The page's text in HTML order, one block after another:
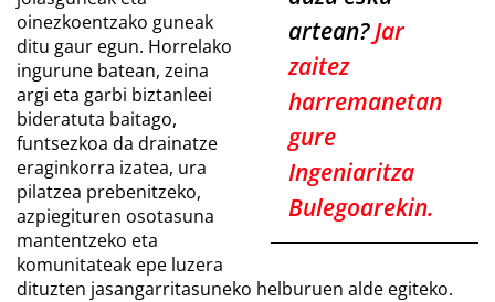
artean?Jar
zaitez
harremanetan
gure
Ingeniaritza
Bulegoarekin.
oinezkoentzako guneak
ditu gaur egun. Horrelako
ingurune batean, zeina
argi eta garbi biztanleei
bideratuta baitago,
funtsezkoa da drainatze
eraginkorra izatea, ura
pilatzea prebenitzeko,
azpiegituren osotasuna
mantentzeko eta
komunitateak epe luzera
dituzten jasangarritasuneko helburuen alde egiteko.